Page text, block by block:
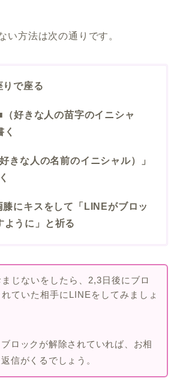
い方法は次の通りです。
りで座る
好きな人の苗字のイニシャ
く
きな人の名前のイニシャル）」
にキスをして「LINEがブロッ
ように」と祈る
まじないをしたら、2,3日後にブロ
れていた相手にLINEをしてみましょ
ブロックが解除されていれば、お相
信がくるでしょう。